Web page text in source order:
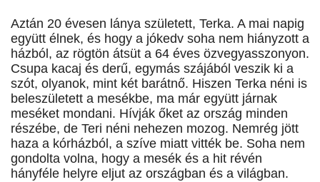
Aztán 20 évesen lánya született, Terka. A mai napig
együtt élnek, és hogy a jókedv soha nem hiányzott a
házból, az rögtön átsüt a 64 éves özvegyasszonyon.
Csupa kacaj és derű, egymás szájából veszik ki a
szót, olyanok, mint két barátnő. Hiszen Terka néni is
beleszületett a mesékbe, ma már együtt járnak
meséket mondani. Hívják őket az ország minden
részébe, de Teri néni nehezen mozog. Nemrég jött
haza a kórházból, a szíve miatt vitték be. Soha nem
gondolta volna, hogy a mesék és a hit révén
hányféle helyre eljut az országban és a világban.